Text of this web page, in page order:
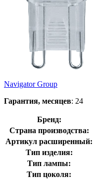
Navigator Group
Гарантия, месяцев: 24
Бренд:
Страна производства:
Артикул расширенный:
Тип изделия:
Тип лампы:
Тип цоколя: